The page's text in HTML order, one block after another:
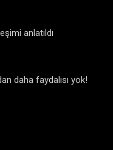
anlatıldı
daha faydalısı yok!